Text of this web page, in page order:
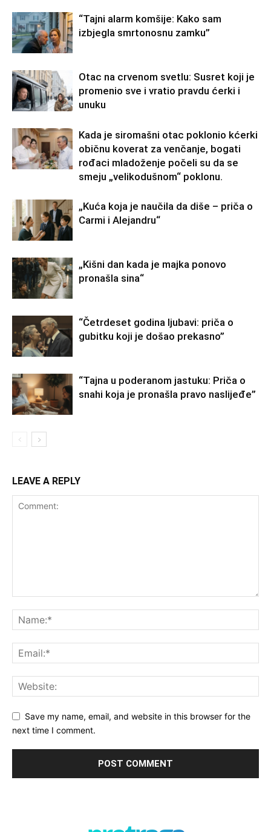
“Tajni alarm komšije: Kako sam
izbjegla smrtonosnu zamku”
Otac na crvenom svetlu: Susret koji je
promenio sve i vratio pravdu ćerki i
unuku
Kada je siromašni otac poklonio kćerki
običnu koverat za venčanje, bogati
rođaci mladoženje počeli su da se
smeju „velikodušnom“ poklonu.
„Kuća koja je naučila da diše – priča o
Carmi i Alejandru“
„Kišni dan kada je majka ponovo
pronašla sina“
“Četrdeset godina ljubavi: priča o
gubitku koji je došao prekasno”
“Tajna u poderanom jastuku: Priča o
snahi koja je pronašla pravo naslijeđe”
LEAVE A REPLY
Save my name, email, and website in this browser for the
next time I comment.